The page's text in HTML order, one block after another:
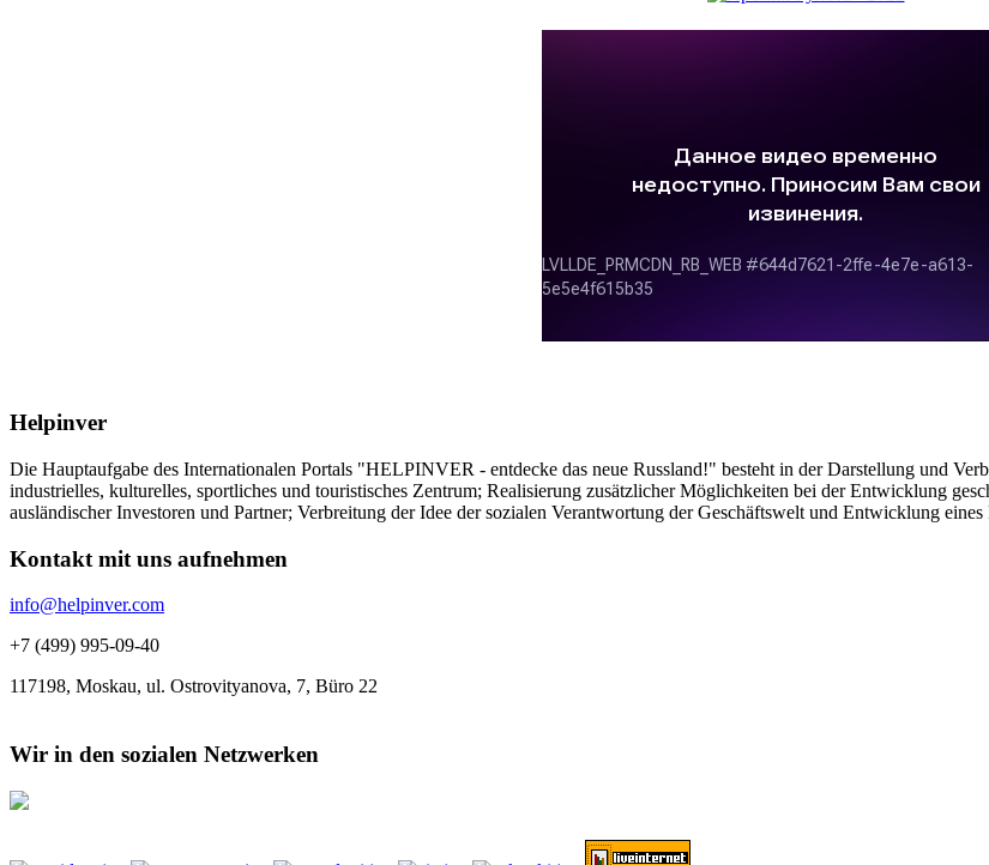
Helpinver
Die Hauptaufgabe des Internationalen Portals "HELPINVER - entdecke das neue Russland!" besteht in der Darstellung und
industrielles, kulturelles, sportliches und touristisches Zentrum; Realisierung zusätzlicher Möglichkeiten bei der Entwicklung
ausländischer Investoren und Partner; Verbreitung der Idee der sozialen Verantwortung der Geschäftswelt und Entwicklung eines
Kontakt mit uns aufnehmen
info@helpinver.com
+7 (499) 995-09-40
117198, Moskau, ul. Ostrovityanova, 7, Büro 22
Wir in den sozialen Netzwerken